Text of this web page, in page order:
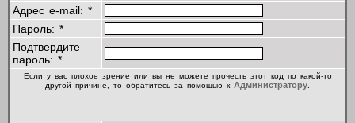
Адрес e-mail: *
Пароль: *
Подтвердите
пароль: *
Если у вас плохое зрение или вы не можете прочесть этот код по какой-то
другой причине, то обратитесь за помощью к Администратору